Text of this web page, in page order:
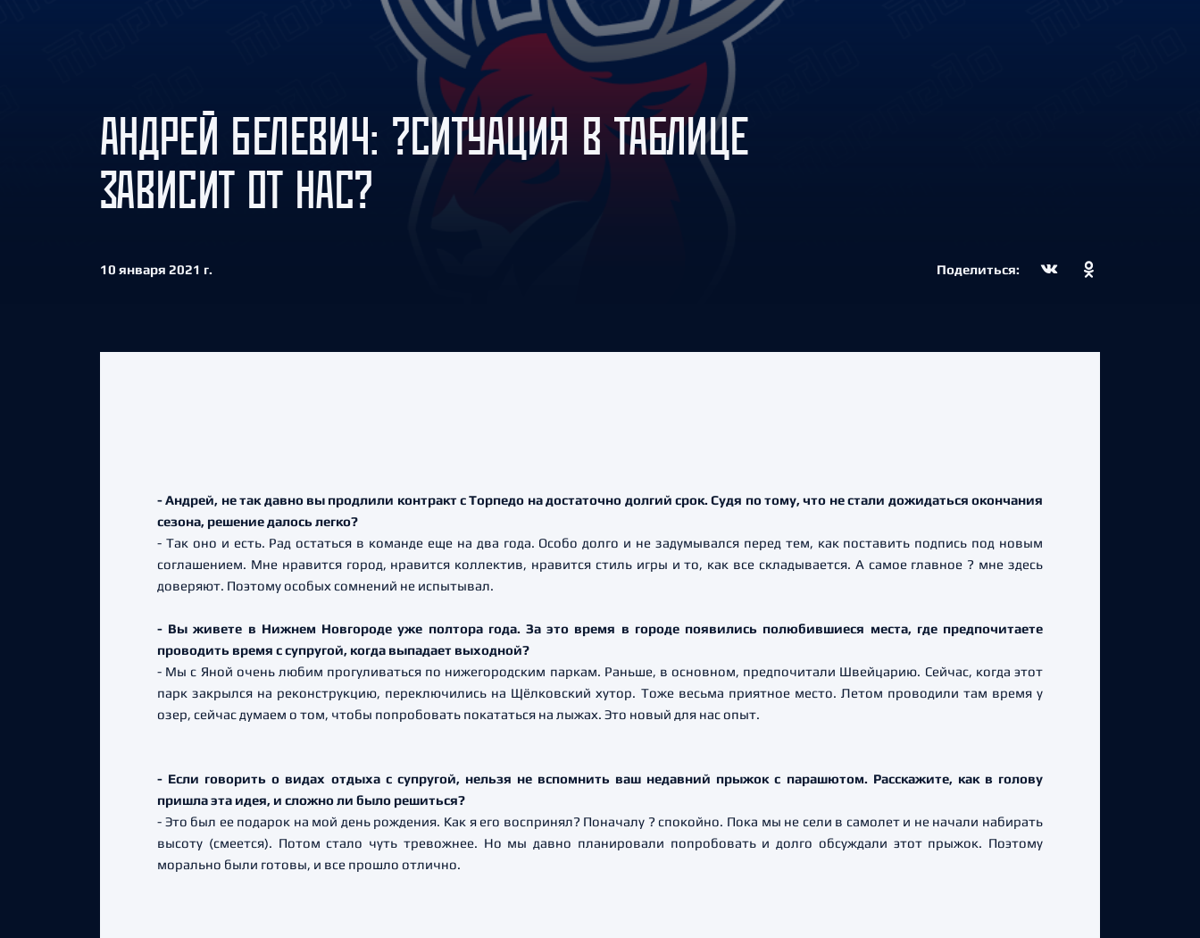
Амур
Барыс
Салават Юлаев
Сибирь
АНДРЕЙ БЕЛЕВИЧ: ?СИТУАЦИЯ В ТАБЛИЦЕ
ЗАВИСИТ ОТ НАС?
10 января 2021 г. Поделиться:
- Андрей, не так давно вы продлили контракт с Торпедо на достаточно долгий срок. Судя по тому, что не стали дожидаться окончания
сезона, решение далось легко?
- Так оно и есть. Рад остаться в команде еще на два года. Особо долго и не задумывался перед тем, как поставить подпись под новым
соглашением. Мне нравится город, нравится коллектив, нравится стиль игры и то, как все складывается. А самое главное ? мне здесь
доверяют. Поэтому особых сомнений не испытывал.
- Вы живете в Нижнем Новгороде уже полтора года. За это время в городе появились полюбившиеся места, где предпочитаете
проводить время с супругой, когда выпадает выходной?
- Мы с Яной очень любим прогуливаться по нижегородским паркам. Раньше, в основном, предпочитали Швейцарию. Сейчас, когда этот
парк закрылся на реконструкцию, переключились на Щёлковский хутор. Тоже весьма приятное место. Летом проводили там время у
озер, сейчас думаем о том, чтобы попробовать покататься на лыжах. Это новый для нас опыт.
- Если говорить о видах отдыха с супругой, нельзя не вспомнить ваш недавний прыжок с парашютом. Расскажите, как в голову
пришла эта идея, и сложно ли было решиться?
- Это был ее подарок на мой день рождения. Как я его воспринял? Поначалу ? спокойно. Пока мы не сели в самолет и не начали набирать
высоту (смеется). Потом стало чуть тревожнее. Но мы давно планировали попробовать и долго обсуждали этот прыжок. Поэтому
морально были готовы, и все прошло отлично.